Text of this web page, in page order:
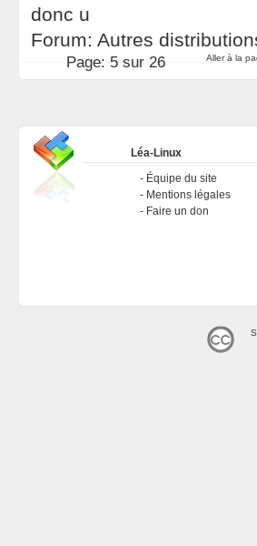
donc u
Forum: Autres
Aller à la
Page: 5 sur 26
Léa-Linux
Équipe du site
Mentions légales
Faire un don